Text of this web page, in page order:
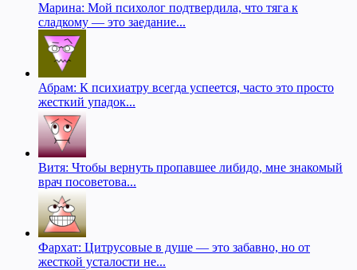
Марина: Мой психолог подтвердила, что тяга к
сладкому — это заедание...
Абрам: К психиатру всегда успеется, часто это просто
жесткий упадок...
Витя: Чтобы вернуть пропавшее либидо, мне знакомый
врач посоветова...
Фархат: Цитрусовые в душе — это забавно, но от
жесткой усталости не...